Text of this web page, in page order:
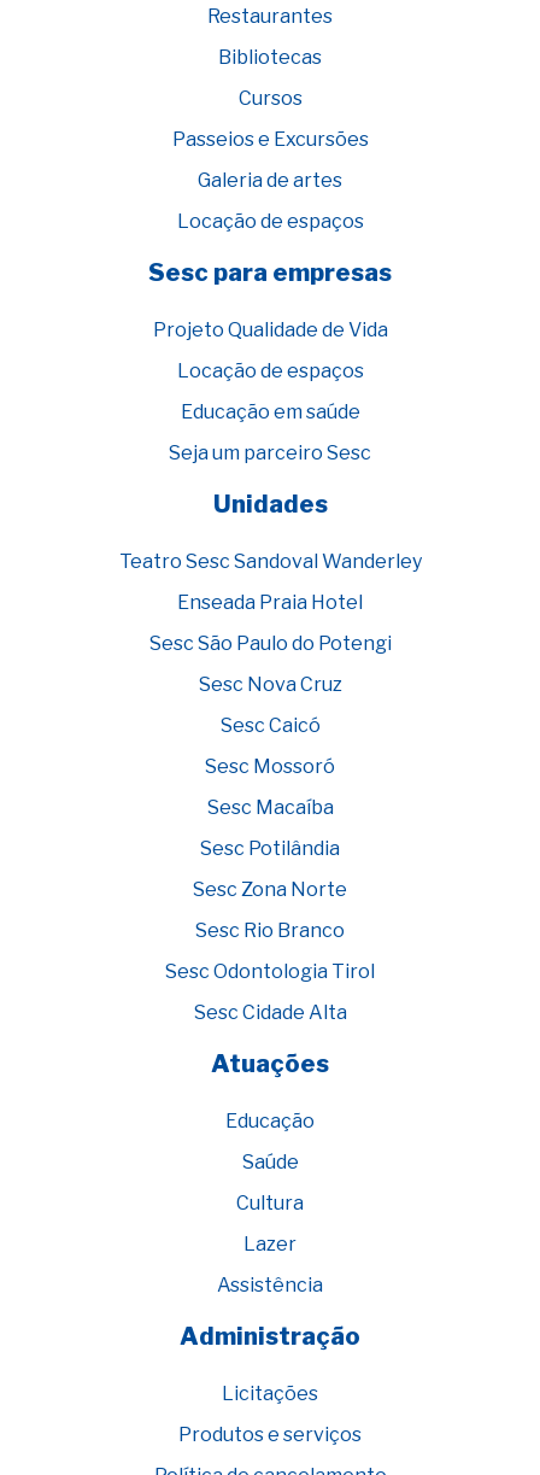
Restaurantes
Bibliotecas
Cursos
Passeios e Excursões
Galeria de artes
Locação de espaços
Sesc para empresas
Projeto Qualidade de Vida
Locação de espaços
Educação em saúde
Seja um parceiro Sesc
Unidades
Teatro Sesc Sandoval Wanderley
Enseada Praia Hotel
Sesc São Paulo do Potengi
Sesc Nova Cruz
Sesc Caicó
Sesc Mossoró
Sesc Macaíba
Sesc Potilândia
Sesc Zona Norte
Sesc Rio Branco
Sesc Odontologia Tirol
Sesc Cidade Alta
Atuações
Educação
Saúde
Cultura
Lazer
Assistência
Administração
Licitações
Produtos e serviços